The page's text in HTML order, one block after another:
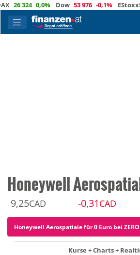
324 0,0% Dow 53 976 -0,1% EStoxx50 6
Honeywell
9,25CAD -0,31 CAD
Honeywell Aerospatiale für 0 Euro bei
Kurse + Charts +